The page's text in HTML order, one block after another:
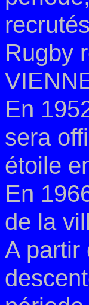
Rugby
En
sera
étoile
En
de la
A partir